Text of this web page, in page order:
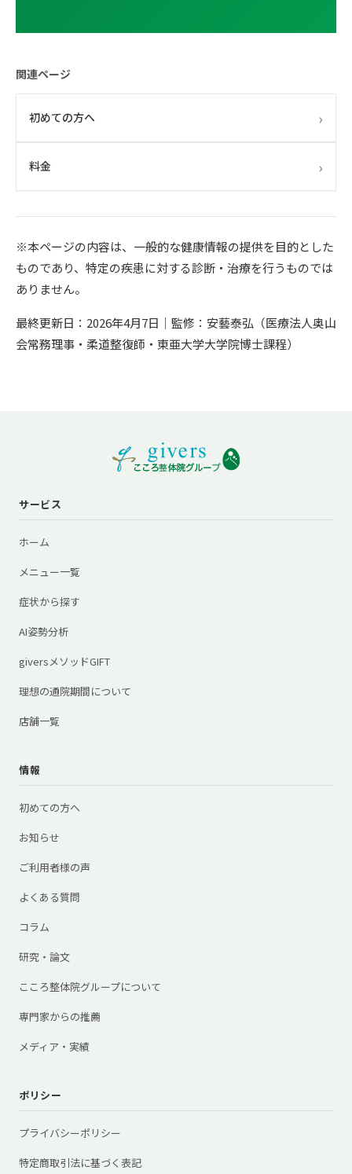
関連ページ
初めての方へ ›
料金 ›
※本ページの内容は、一般的な健康情報の提供を目的とした
ものであり、特定の疾患に対する診断・治療を行うものでは
ありません。
最終更新日：2026年4月7日｜監修：安藝泰弘（医療法人奥山
会常務理事・柔道整復師・東亜大学大学院博士課程）
サービス
ホーム
メニュー一覧
症状から探す
AI姿勢分析
giversメソッドGIFT
理想の通院期間について
店舗一覧
情報
初めての方へ
お知らせ
ご利用者様の声
よくある質問
コラム
研究・論文
こころ整体院グループについて
専門家からの推薦
メディア・実績
ポリシー
プライバシーポリシー
特定商取引法に基づく表記